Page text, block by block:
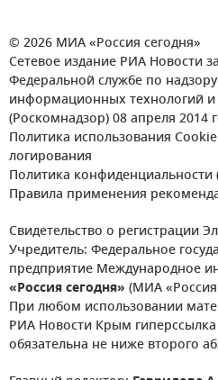
© 2026 МИА «Россия сегодня»
Сетевое издание РИА Новости
Федеральной службе по
информационных технологий
(Роскомнадзор) 08 апреля 2014
Политика использования
логирования
Политика конфиденциальности
Правила применения
Свидетельство о регистрации
Учредитель: Федеральное
предприятие Международное
«Россия сегодня» (МИА «Россия
При любом использовании
РИА Новости Крым
обязательна не ниже второго